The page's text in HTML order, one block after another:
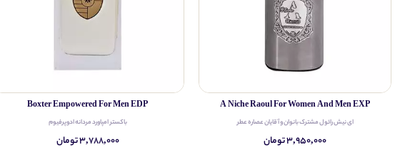
A Niche Raoul For Women And Men EXP
ای نیش رائول مشترک بانوان و آقایان عصاره عطر
۳,۹۵۰,۰۰۰ تومان
Boxter Empowered For Men EDP
باکستر امپاورد مردانه ادوپرفیوم
۳,۷۸۸,۰۰۰ تومان